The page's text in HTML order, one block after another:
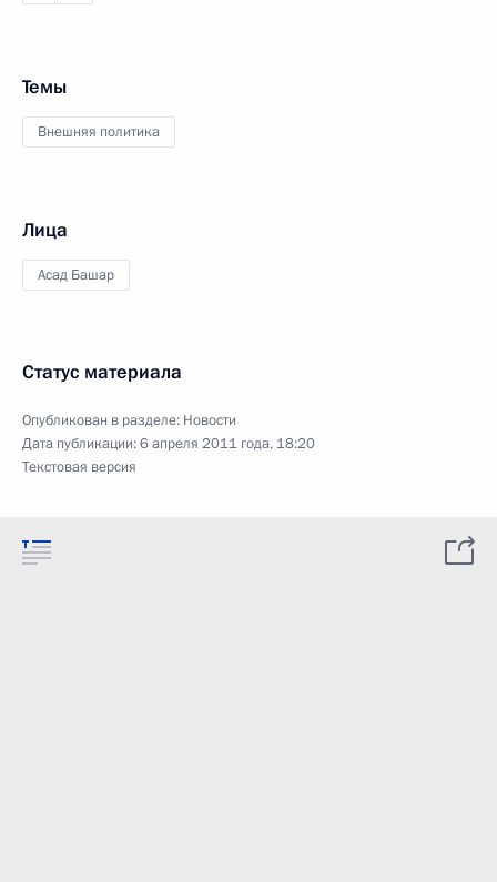
Темы
Внешняя политика
Лица
Асад Башар
Статус материала
Опубликован в разделе: Новости
Дата публикации:6 апреля 2011 года, 18:20
Текстовая версия